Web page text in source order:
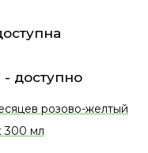
- доступно
розово-желтый
300 мл